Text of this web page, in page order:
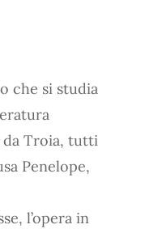
che si studia
da Troia, tutti
Penelope,
l’opera in